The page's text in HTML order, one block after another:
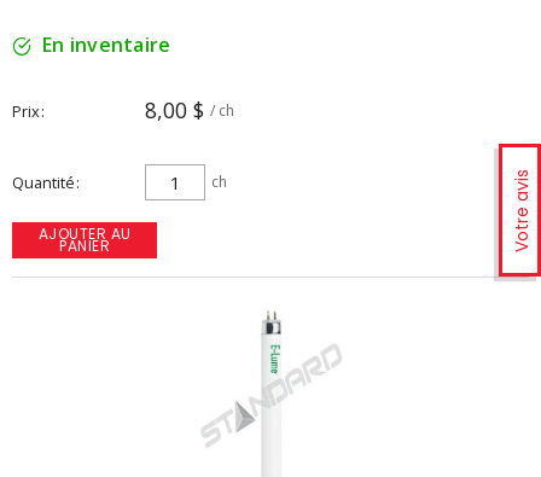
Votre avis
En inventaire
Prix 8,00 $ / ch
Quantité ch
AJOUTER AU
PANIER